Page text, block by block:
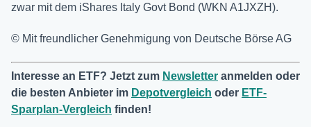
zwar mit dem iShares Italy Govt Bond (WKN A1JXZH).
© Mit freundlicher Genehmigung von Deutsche Börse AG
Interesse an ETF? Jetzt zum Newsletter anmelden oder
die besten Anbieter im Depotvergleich oder ETF-
Sparplan-Vergleich finden!